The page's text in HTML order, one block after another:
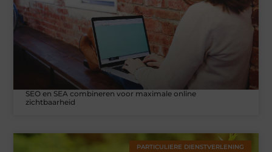
SEO en SEA combineren voor maximale online
zichtbaarheid
PARTICULIERE DIENSTVERLENING